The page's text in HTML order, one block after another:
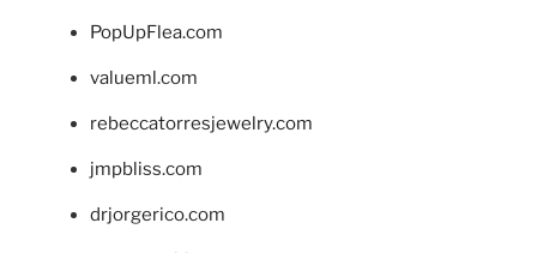
PopUpFlea.com
valueml.com
rebeccatorresjewelry.com
jmpbliss.com
drjorgerico.com